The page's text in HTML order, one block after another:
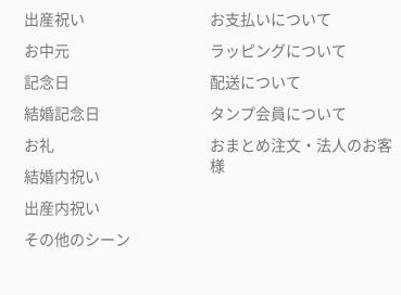
出産祝い
お中元
記念日
結婚記念日
お礼
結婚内祝い
出産内祝い
その他のシーン
お支払いについて
ラッピングについて
配送について
タンプ会員について
おまとめ注文・法人のお客
様